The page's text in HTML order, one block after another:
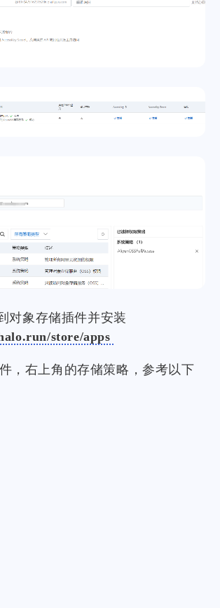
对象存储插件并安装
store/apps
，右上角的存储策略，参考以下